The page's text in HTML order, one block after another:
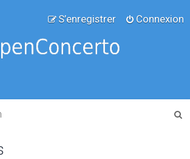
Connexion
S’enregistrer